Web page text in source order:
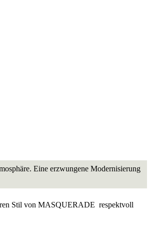
Eine erzwungene Modernisierung
Stil von MASQUERADE respektvoll